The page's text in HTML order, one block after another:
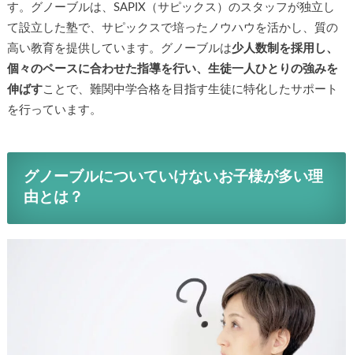
す。グノーブルは、SAPIX（サピックス）のスタッフが独立し
て設立した塾で、サピックスで培ったノウハウを活かし、質の
高い教育を提供しています。グノーブルは少人数制を採用し、
個々のペースに合わせた指導を行い、生徒一人ひとりの強みを
伸ばすことで、難関中学合格を目指す生徒に特化したサポート
を行っています。
グノーブルについていけないお子様が多い理
由とは？